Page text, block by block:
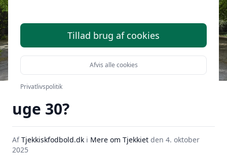
Hvordan er vejret i Brno i
uge 30?
AfTjekkiskfodbold.dk i Mere om Tjekkiet den 4. oktober
2025
Tillad brug af cookies
Afvis alle cookies
Privatlivspolitik